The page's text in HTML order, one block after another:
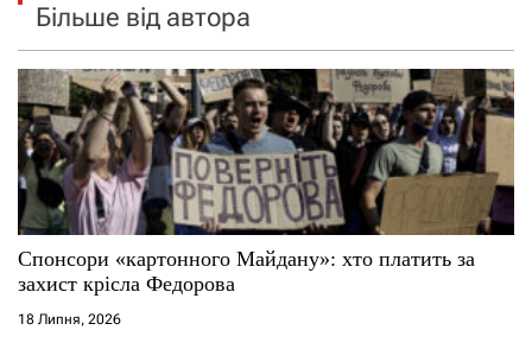
Більше від автора
Спонсори «картонного Майдану»: хто платить за
захист крісла Федорова
18 Липня, 2026